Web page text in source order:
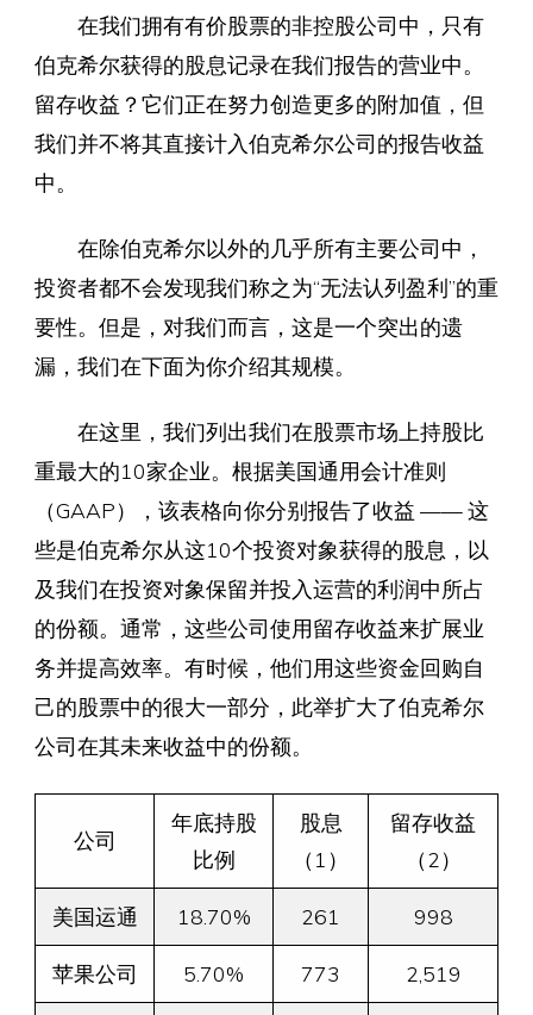
在我们拥有有价股票的非控股公司中，只有
伯克希尔获得的股息记录在我们报告的营业中。
留存收益？它们正在努力创造更多的附加值，但
我们并不将其直接计入伯克希尔公司的报告收益
中。
在除伯克希尔以外的几乎所有主要公司中，
投资者都不会发现我们称之为“无法认列盈利”的重
要性。但是，对我们而言，这是一个突出的遗
漏，我们在下面为你介绍其规模。
在这里，我们列出我们在股票市场上持股比
重最大的10家企业。根据美国通用会计准则
（GAAP），该表格向你分别报告了收益 —— 这
些是伯克希尔从这10个投资对象获得的股息，以
及我们在投资对象保留并投入运营的利润中所占
的份额。通常，这些公司使用留存收益来扩展业
务并提高效率。有时候，他们用这些资金回购自
己的股票中的很大一部分，此举扩大了伯克希尔
公司在其未来收益中的份额。
公司
年底持股
比例
股息
（1）
留存收益
（2）
美国运通 18.70% 261 998
苹果公司 5.70% 773 2,519